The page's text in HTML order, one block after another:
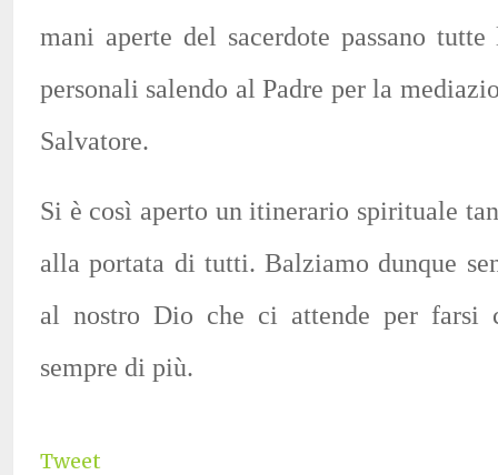
mani aperte del sacerdote passano
personali salendo al Padre per la
Salvatore.
Si è così aperto un itinerario spirituale
alla portata di tutti. Balziamo dunque
al nostro Dio che ci attende per farsi
sempre di più.
Tweet